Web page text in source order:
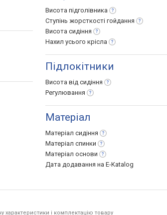
Висота підголівника
Ступінь жорсткості гойдання
Висота сидіння
Нахил усього крісла
Підлокітники
Висота від сидіння
Регулювання
Матеріал
Матеріал сидіння
Матеріал спинки
Матеріал основи
Дата додавання на E-Katalog
і комплектацію товару